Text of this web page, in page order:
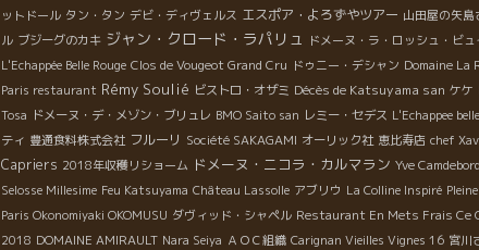
ットドール タン・タン デビ・ディヴェルス エスポア・よろずやツアー 山田屋の矢島
ル ブジーグのカキ ジャン・クロード・ラパリュ ドメーヌ・ラ・ロッシュ・ビ
L'Echappée Belle Rouge Clos de Vougeot Grand Cru ドゥニー・デシャン Domaine La
Paris restaurant Rémy Soulié ビストロ・オザミ Décès de Katsuyama san ケケ
Tosa ドメーヌ・デ・メゾン・ブリュレ BMO Saito san レミー・セデス L'Echappee
ティ 豊通食料株式会社 フルーリ Société SAKAGAMI オーリック社 恵比寿店 chef
Capriers 2018年収穫リショーム ドメーヌ・ニコラ・カルマラン Yve Camdebord
Selosse Millesime Feu Katsuyama Château Lassolle アブリウ La Colline Inspiré
Paris Okonomiyaki OKOMUSU ダヴィッド・シャペル Restaurant En Mets Frais Ce
2018 DOMAINE AMIRAULT Nara Seiya ＡＯＣ組織 Carignan Vieilles Vignes 16 宮川